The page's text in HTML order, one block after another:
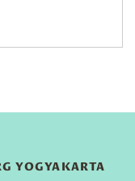
YOGYAKARTA